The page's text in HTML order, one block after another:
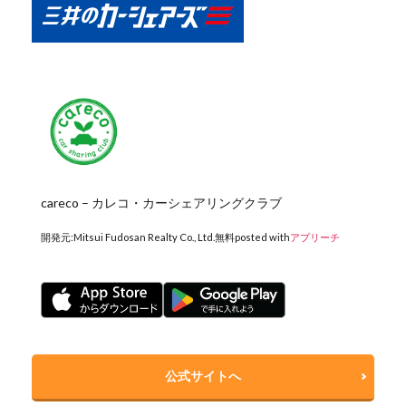
careco – カレコ・カーシェアリングクラブ
開発元:Mitsui Fudosan Realty Co., Ltd. 無料posted withアプリーチ
公式サイトへ